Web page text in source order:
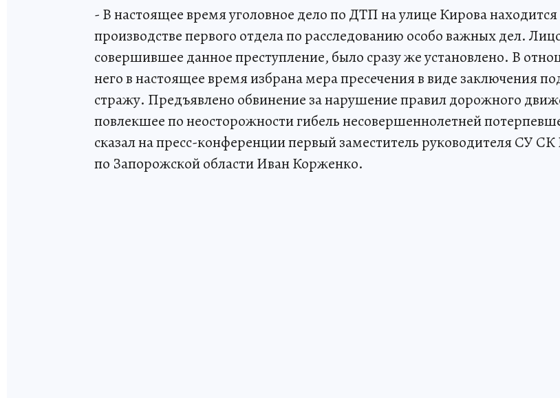
- В настоящее время уголовное дело по ДТП на улице Кирова находится
производстве первого отдела по расследованию особо важных дел.
совершившее данное преступление, было сразу же установлено. В
него в настоящее время избрана мера пресечения в виде заключения
стражу. Предъявлено обвинение за нарушение правил дорожного
повлекшее по неосторожности гибель несовершеннолетней
сказал на пресс-конференции первый заместитель руководителя СУ СК
по Запорожской области Иван Корженко.